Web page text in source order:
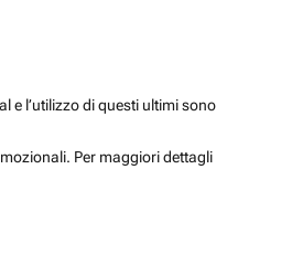
e l’utilizzo di questi ultimi sono
Per maggiori dettagli